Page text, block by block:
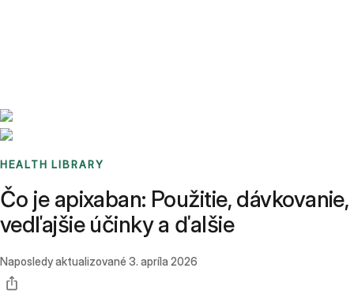
HEALTH LIBRARY
Čo je apixaban: Použitie, dávkovanie,
vedľajšie účinky a ďalšie
Naposledy aktualizované 3. apríla 2026